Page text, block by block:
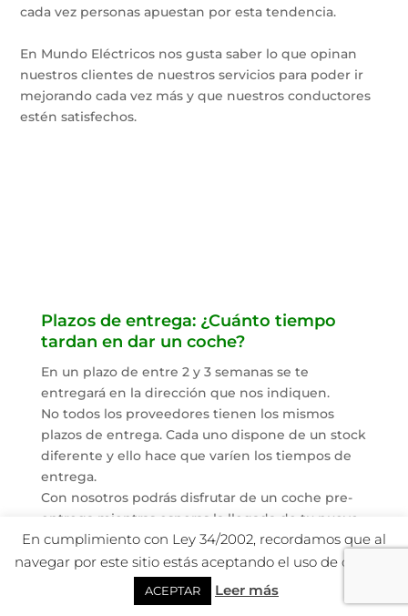
cada vez personas apuestan por esta tendencia.
En Mundo Eléctricos nos gusta saber lo que opinan
nuestros clientes de nuestros servicios para poder ir
mejorando cada vez más y que nuestros conductores
estén satisfechos.
Plazos de entrega: ¿Cuánto tiempo
tardan en dar un coche?
En un plazo de entre 2 y 3 semanas se te
entregará en la dirección que nos indiquen.
No todos los proveedores tienen los mismos
plazos de entrega. Cada uno dispone de un stock
diferente y ello hace que varíen los tiempos de
entrega.
Con nosotros podrás disfrutar de un coche pre-
entrega mientras esperas la llegada de tu nuevo
coche.
¿Cuánta documentación tengo que
aportar y que requisitos debo cumplir
para tener un turismo de renting?
En cumplimiento con Ley 34/2002, recordamos que al
navegar por este sitio estás aceptando el uso de cookies.
ACEPTAR Leer más